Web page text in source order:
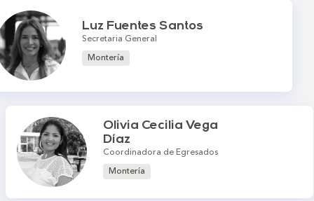
Luz Fuentes Santos
Secretaria General
Montería
Olivia Cecilia Vega
Díaz
Coordinadora de Egresados
Montería